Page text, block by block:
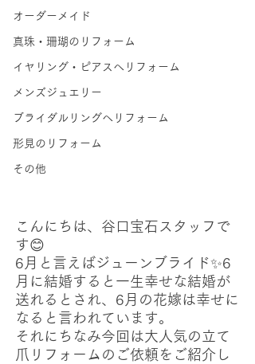
オーダーメイド
真珠・珊瑚のリフォーム
イヤリング・ピアスへリフォーム
メンズジュエリー
ブライダルリングへリフォーム
形見のリフォーム
その他
こんにちは、谷口宝石スタッフで
す😊
6月と言えばジューンブライド✨6
月に結婚すると一生幸せな結婚が
送れるとされ、6月の花嫁は幸せに
なると言われています。
それにちなみ今回は大人気の立て
爪リフォームのご依頼をご紹介し